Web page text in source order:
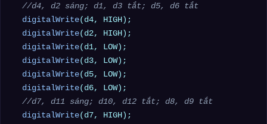
//d4, d2 sáng; d1, d3 tắt; d5, d6 tắt
digitalWrite(d4, HIGH);
digitalWrite(d2, HIGH);
digitalWrite(d1, LOW);
digitalWrite(d3, LOW);
digitalWrite(d5, LOW);
digitalWrite(d6, LOW);
//d7, d11 sáng; d10, d12 tắt; d8, d9 tắt
digitalWrite(d7, HIGH);